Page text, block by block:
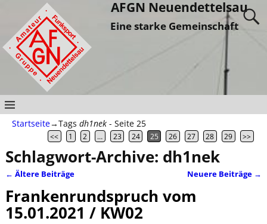
AFGN Neuendettelsau
Eine starke Gemeinschaft
Startseite→Tags dh1nek - Seite 25
<< 1 2 … 23 24 25 26 27 28 29 >>
Schlagwort-Archive: dh1nek
← Ältere Beiträge Neuere Beiträge →
Frankenrundspruch vom
15.01.2021 / KW02